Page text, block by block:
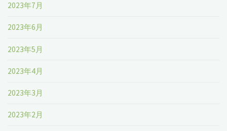
2023年7月
2023年6月
2023年5月
2023年4月
2023年3月
2023年2月